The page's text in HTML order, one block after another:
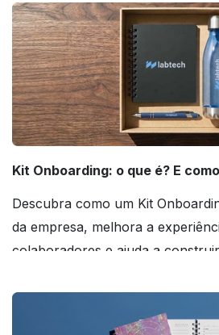
Kit Onboarding: o que é? E
Descubra como um Kit
da empresa, melhora a
colaboradores e ajuda a